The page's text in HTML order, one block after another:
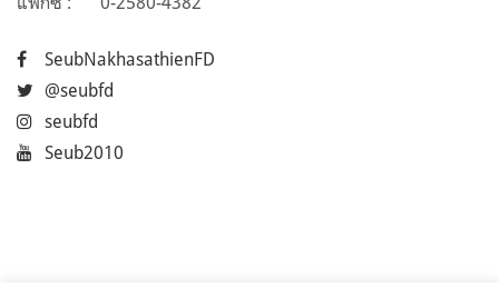
SeubNakhasathienFD
@seubfd
seubfd
Seub2010